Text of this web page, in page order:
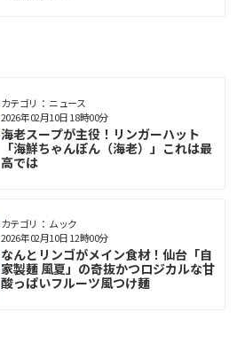
カテゴリ： ニュース
海老スープが主役！リンガーハット
「海鮮ちゃんぽん（海老）」これは最
高では
2026年02月10日 18時00分
カテゴリ： ムック
なんとリンゴがメイン食材！仙台「自
家製麺 風夏」の奇抜かつロジカルな甘
酸っぱいフルーツ風つけ麺
2026年02月10日 12時00分